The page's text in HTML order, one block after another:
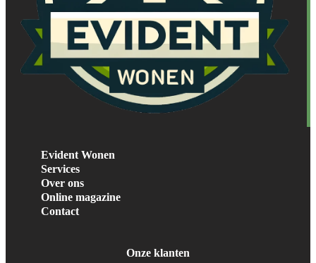
Evident Wonen
Services
Over ons
Online magazine
Contact
Onze klanten